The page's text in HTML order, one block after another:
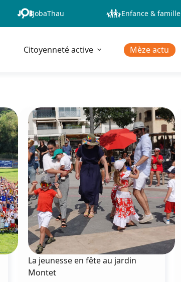
JobaThau Enfance & famille
Citoyenneté active Mèze actu
La jeunesse en fête au jardin
Montet